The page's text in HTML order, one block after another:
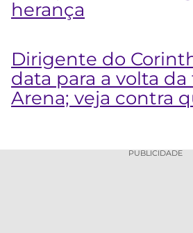
herança
Dirigente do
data para a volta
Arena; veja contra
PUBLICIDADE